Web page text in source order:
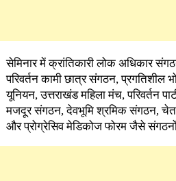
सेमिनार में क्रांतिकारी लोक अधिकार
परिवर्तन कामी छात्र संगठन,
यूनियन, उत्तराखंड महिला मंच, परिवर्तन
मजदूर संगठन, देवभूमि श्रमिक संगठन,
और प्रोग्रेसिव मेडिकोज फोरम जैसे